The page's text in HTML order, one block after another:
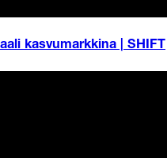
kasvumarkkina | SHIFT